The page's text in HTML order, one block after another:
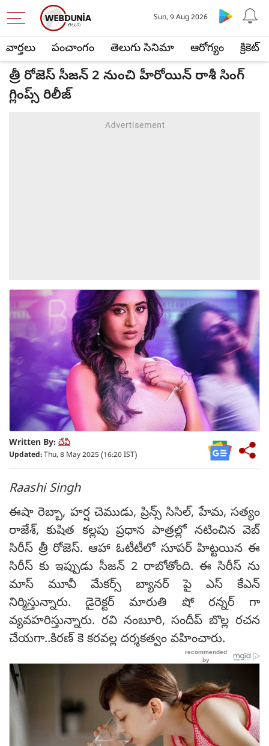
వార్తలు పంచాంగం తెలుగు సినిమా ఆరోగ్యం క్రికెట్
Sun, 9 Aug 2026
త్రీ రోజెస్ సీజన్ 2 నుంచి హీరోయిన్ రాశీ సింగ్
గ్లింప్స్ రిలీజ్
Written By: దేవీ
Updated:Thu, 8 May 2025 (16:20 IST)
Raashi Singh
ఈషా రెబ్బా, హర్ష చెముడు, ప్రిన్స్ సిసిల్, హేమ, సత్యం
రాజేశ్, కుషిత కల్లపు ప్రధాన పాత్రల్లో నటించిన వెబ్
సిరీస్ త్రీ రోజెస్. ఆహా ఓటీటీలో సూపర్ హిట్టయిన ఈ
సిరీస్ కు ఇప్పుడు సీజన్ 2 రాబోతోంది. ఈ సిరీస్ ను
మాస్ మూవీ మేకర్స్ బ్యానర్ పై ఎస్ కేఎన్
నిర్మిస్తున్నారు. డైరెక్టర్ మారుతి షో రన్నర్ గా
వ్యవహరిస్తున్నారు. రవి నంబూరి, సందీప్ బొల్ల రచన
చేయగా..కిరణ్ కె కరవల్ల దర్శకత్వం వహించారు.